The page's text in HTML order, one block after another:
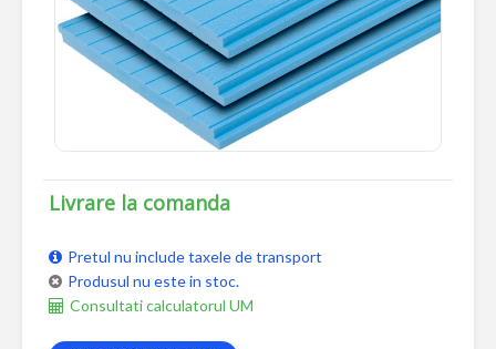
Livrare la comanda
Pretul nu include taxele de transport
Produsul nu este in stoc.
Consultati calculatorul UM